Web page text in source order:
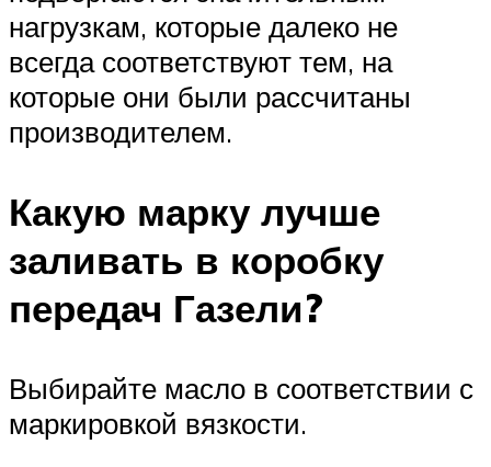
нагрузкам, которые далеко не
всегда соответствуют тем, на
которые они были рассчитаны
производителем.
Какую марку лучше
заливать в коробку
передач Газели?
Выбирайте масло в соответствии с
маркировкой вязкости.